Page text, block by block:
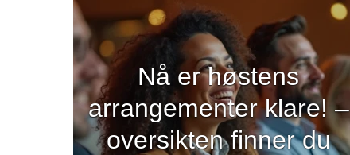
Nå er høstens
arrangementer klare! –
oversikten finner du